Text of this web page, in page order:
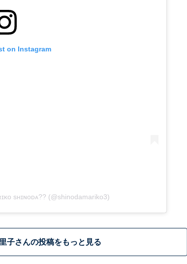
on Instagram
sʜɪɴᴏᴅᴀ?? (@shinodamariko3)
子さんの投稿をもっと見る